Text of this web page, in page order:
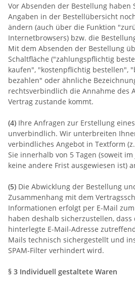
Vor Absenden der Bestellung haben
Angaben in der Bestellübersicht
ändern (auch über die Funktion
Internetbrowsers) bzw. die
Mit dem Absenden der Bestellung
Schaltfläche ("zahlungspflichtig
kaufen", "kostenpflichtig bestellen",
bezahlen" oder ähnliche
rechtsverbindlich die Annahme des
Vertrag zustande kommt.
(4) Ihre Anfragen zur Erstellung
unverbindlich. Wir unterbreiten
verbindliches Angebot in Textform
Sie innerhalb von 5 Tagen (soweit
keine andere Frist ausgewiesen ist)
(5) Die Abwicklung der Bestellung
Zusammenhang mit dem
Informationen erfolgt per E-Mail
haben deshalb sicherzustellen,
hinterlegte E-Mail-Adresse
Mails technisch sichergestellt und
SPAM-Filter verhindert wird.
§ 3 Individuell gestaltete Waren